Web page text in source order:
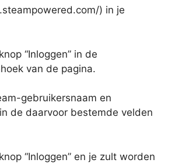
) in je
“Inloggen” in de
van de pagina.
gebruikersnaam en
de daarvoor bestemde velden
“Inloggen” en je zult worden